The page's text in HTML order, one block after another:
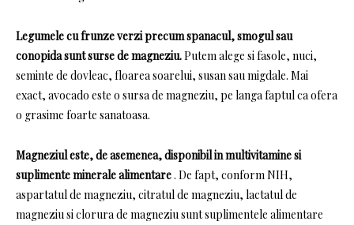
Legumele cu frunze verzi precum spanacul, smogul sau
conopida sunt surse de magneziu.Putem alege si fasole, nuci,
seminte de dovleac, floarea soarelui, susan sau migdale. Mai
exact, avocado este o sursa de magneziu, pe langa faptul ca ofera
o grasime foarte sanatoasa.
Magneziul este, de asemenea, disponibil in multivitamine si
suplimente minerale alimentare. De fapt, conform NIH,
aspartatul de magneziu, citratul de magneziu, lactatul de
magneziu si clorura de magneziu sunt suplimentele alimentare